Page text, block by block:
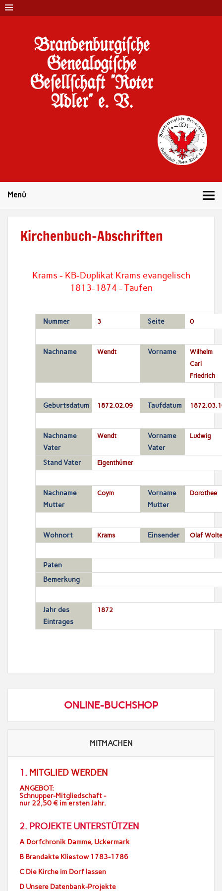
Brandenburgi#che
Genealogi#che
Ge#ell#chaft "Roter
Adler" e. V.
Menü
Kirchenbuch-Abschriften
Krams - KB-Duplikat Krams evangelisch
1813-1874 - Taufen
Nummer 3 Seite 0
Nachname Wendt Vorname
Wilhelm
Carl
Friedrich
Geburtsdatum 1872.02.09 Taufdatum
Nachname
Vater
Wendt
Vorname
Vater
Ludwig
Stand Vater Eigenthümer
Nachname
Mutter
Coym
Vorname
Mutter
Dorothee
Wohnort Krams Einsender Olaf
Paten
Bemerkung
Jahr des
Eintrages
1872
ONLINE-BUCHSHOP
MITMACHEN
1. MITGLIED WERDEN
ANGEBOT:
Schnupper-Mitgliedschaft -
nur 22,50 € im ersten Jahr.
2. PROJEKTE UNTERSTÜTZEN
A Dorfchronik Damme, Uckermark
B Brandakte Kliestow 1783-1786
C Die Kirche im Dorf lassen
D Unsere Datenbank-Projekte